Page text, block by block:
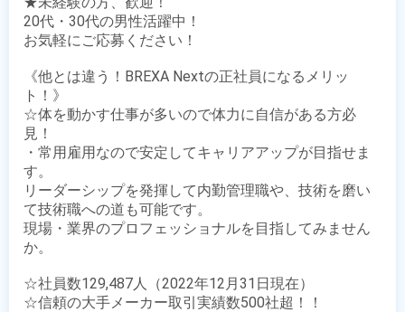
20代・30代の男性活躍中！
お気軽にご応募ください！
《他とは違う！BREXA Nextの正社員になるメリッ
ト！》
☆体を動かす仕事が多いので体力に自信がある方必
見！
・常用雇用なので安定してキャリアアップが目指せま
す。
リーダーシップを発揮して内勤管理職や、技術を磨い
て技術職への道も可能です。
現場・業界のプロフェッショナルを目指してみません
か。
☆社員数129,487人（2022年12月31日現在）
☆信頼の大手メーカー取引実績数500社超！！